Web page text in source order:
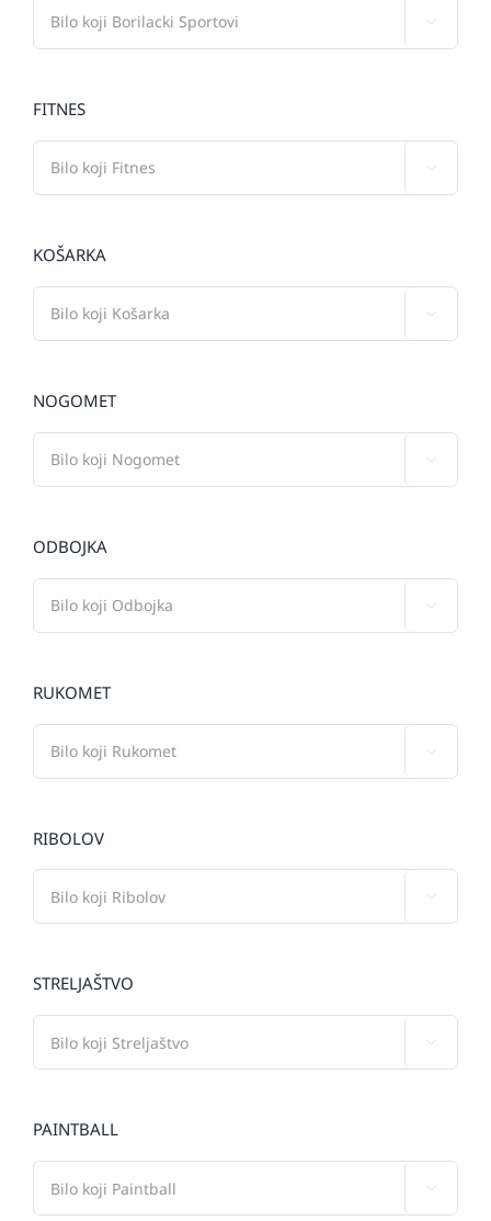
FITNES
KOŠARKA
NOGOMET
ODBOJKA
RUKOMET
RIBOLOV
STRELJAŠTVO
PAINTBALL